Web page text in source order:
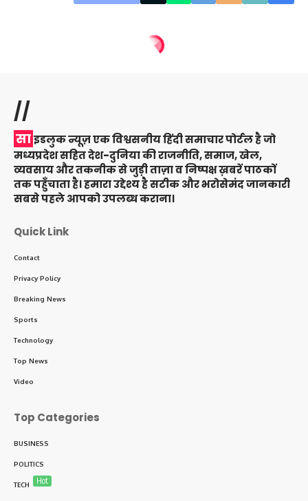
//
साइडलुक न्यूज़ एक विश्वसनीय हिंदी समाचार पोर्टल है जो
मध्यप्रदेश सहित देश-दुनिया की राजनीति, समाज, खेल,
व्यवसाय और तकनीक से जुड़ी ताज़ा व निष्पक्ष ख़बरें पाठकों
तक पहुँचाता है। हमारा उद्देश्य है सटीक और भरोसेमंद जानकारी
सबसे पहले आपको उपलब्ध कराना।
Quick Link
Contact
Privacy Policy
Breaking News
Sports
Technology
Top News
Video
Top Categories
BUSINESS
POLITICS
TECH Hot